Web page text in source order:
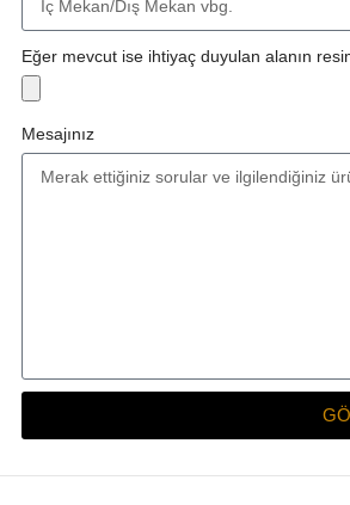
Eğer mevcut ise ihtiyaç duyulan alanın
Mesajınız